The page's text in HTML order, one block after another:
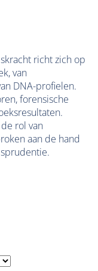
richt zich op
van
DNA-profielen.
forensische
rol van
aan de hand